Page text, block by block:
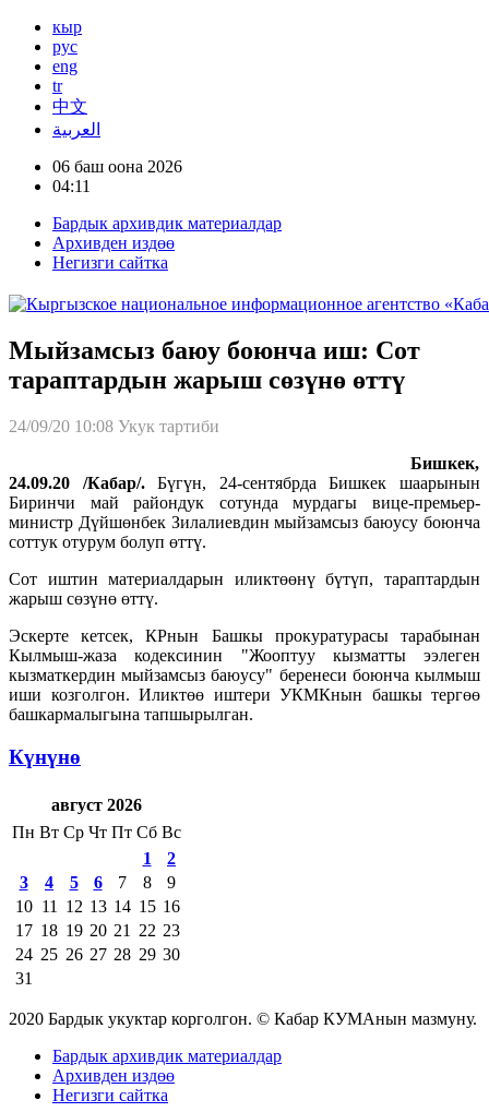
кыр
рус
eng
tr
中文
العربية
06 баш оона 2026
04:11
Бардык архивдик материалдар
Архивден издөө
Негизги сайтка
Мыйзамсыз баюу боюнча иш: Сот
тараптардын жарыш сөзүнө өттү
24/09/20 10:08 Укук тартиби
Бишкек,
24.09.20 /Кабар/.Бүгүн, 24-сентябрда Бишкек шаарынын
Биринчи май райондук сотунда мурдагы вице-премьер-
министр Дүйшөнбек Зилалиевдин мыйзамсыз баюусу боюнча
соттук отурум болуп өттү.
Сот иштин материалдарын иликтөөнү бүтүп, тараптардын
жарыш сөзүнө өттү.
Эскерте кетсек, КРнын Башкы прокуратурасы тарабынан
Кылмыш-жаза кодексинин "Жооптуу кызматты ээлеген
кызматкердин мыйзамсыз баюусу" беренеси боюнча кылмыш
иши козголгон. Иликтөө иштери УКМКнын башкы тергөө
башкармалыгына тапшырылган.
Күнүнө
август 2026
Пн Вт Ср Чт Пт Сб Вс
1
2
3
4 5 6 7 8
9
10 11 12 13 14 15 16
17 18 19 20 21 22 23
24 25 26 27 28 29 30
31
2020 Бардык укуктар корголгон. © Кабар КУМАнын мазмуну.
Бардык архивдик материалдар
Архивден издөө
Негизги сайтка